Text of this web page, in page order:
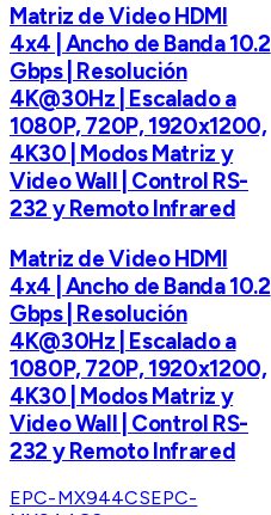
Matriz de Video HDMI
4x4 | Ancho de Banda 10.2
Gbps | Resolución
4K@30Hz | Escalado a
1080P, 720P, 1920x1200,
4K30 | Modos Matriz y
Video Wall | Control RS-
232 y Remoto Infrared
Matriz de Video HDMI
4x4 | Ancho de Banda 10.2
Gbps | Resolución
4K@30Hz | Escalado a
1080P, 720P, 1920x1200,
4K30 | Modos Matriz y
Video Wall | Control RS-
232 y Remoto Infrared
EPC-MX944CSEPC-